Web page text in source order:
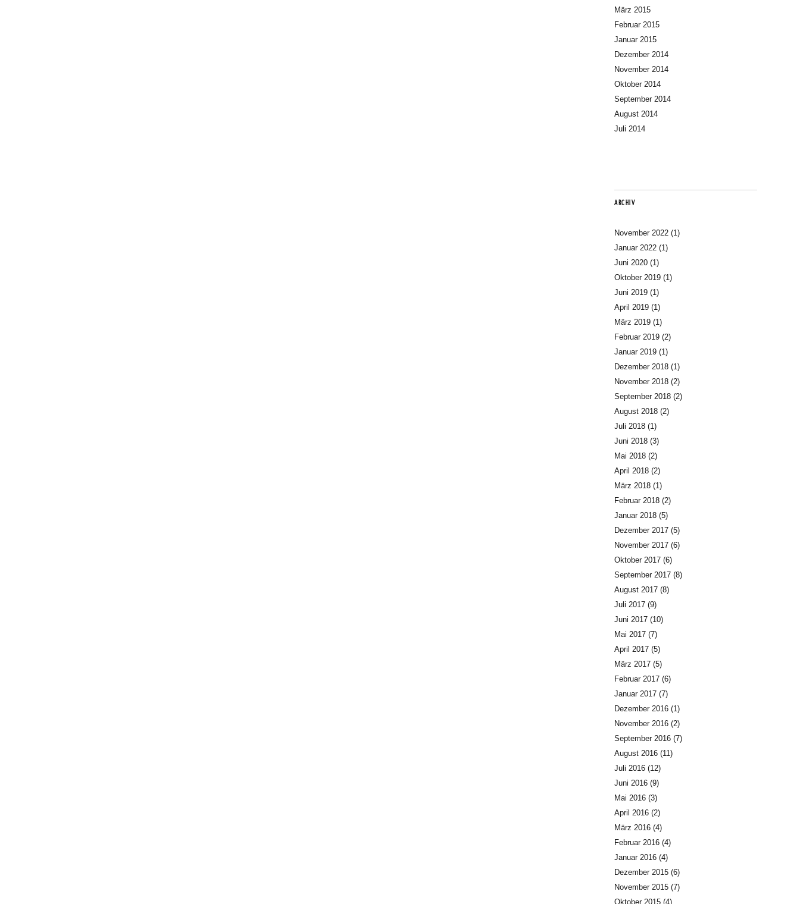
März 2015
Februar 2015
Januar 2015
Dezember 2014
November 2014
Oktober 2014
September 2014
August 2014
Juli 2014
ARCHIV
November 2022 (1)
Januar 2022 (1)
Juni 2020 (1)
Oktober 2019 (1)
Juni 2019 (1)
April 2019 (1)
März 2019 (1)
Februar 2019 (2)
Januar 2019 (1)
Dezember 2018 (1)
November 2018 (2)
September 2018 (2)
August 2018 (2)
Juli 2018 (1)
Juni 2018 (3)
Mai 2018 (2)
April 2018 (2)
März 2018 (1)
Februar 2018 (2)
Januar 2018 (5)
Dezember 2017 (5)
November 2017 (6)
Oktober 2017 (6)
September 2017 (8)
August 2017 (8)
Juli 2017 (9)
Juni 2017 (10)
Mai 2017 (7)
April 2017 (5)
März 2017 (5)
Februar 2017 (6)
Januar 2017 (7)
Dezember 2016 (1)
November 2016 (2)
September 2016 (7)
August 2016 (11)
Juli 2016 (12)
Juni 2016 (9)
Mai 2016 (3)
April 2016 (2)
März 2016 (4)
Februar 2016 (4)
Januar 2016 (4)
Dezember 2015 (6)
November 2015 (7)
Oktober 2015 (4)